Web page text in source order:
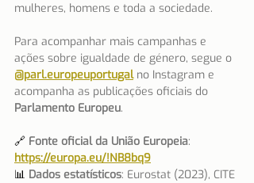
mulheres, homens e toda a sociedade.
Para acompanhar mais campanhas e
ações sobre igualdade de género, segue o
@parl.europeuportugal no Instagram e
acompanha as publicações oficiais do
Parlamento Europeu.
🔗 Fonte oficial da União Europeia:
https://europa.eu/!NB8bq9
📊 Dados estatísticos: Eurostat (2023), CITE